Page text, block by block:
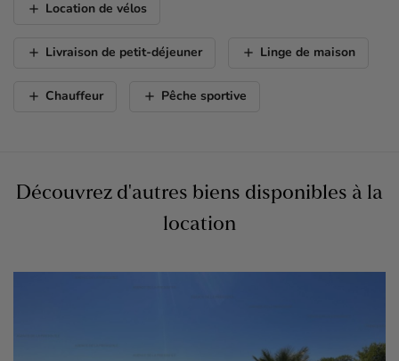
add Location de vélos
add Livraison de petit-déjeuner add Linge de maison
add Chauffeur add Pêche sportive
Découvrez d'autres biens disponibles à la
location